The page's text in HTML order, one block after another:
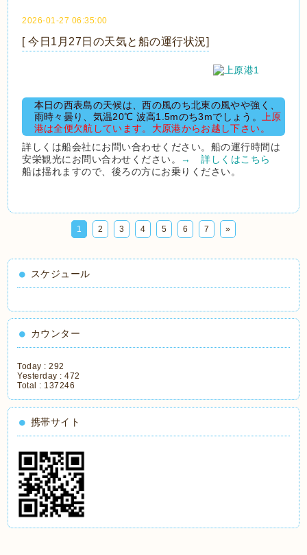
2026-01-27 06:35:00
[ 今日1月27日の天気と船の運行状況]
本日の西表島の天候は、西の風のち北東の風やや強く、
雨時々曇り、気温20℃ 波高1.5mのち3mでしょう。
上原
港は全便欠航しています。大原港からお越し下さい。
詳しくは船会社にお問い合わせください。船の運行時間は
安栄観光にお問い合わせください。
→ 詳しくはこちら
船は揺れますので、後ろの方にお乗りください。
1 2 3 4 5 6 7 »
スケジュール
カウンター
Today :292
Yesterday :472
Total : 137246
携帯サイト